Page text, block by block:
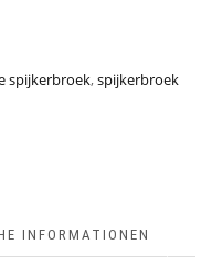
spijkerbroek,spijkerbroek
INFORMATIONEN